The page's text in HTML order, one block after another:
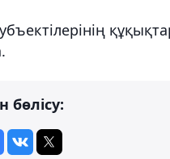
бөлісу: